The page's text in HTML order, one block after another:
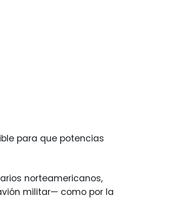
para que potencias
norteamericanos,
militar— como por la